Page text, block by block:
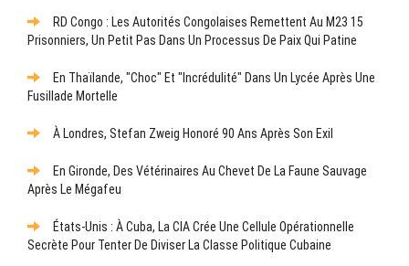
RD Congo : Les Autorités Congolaises Remettent Au M23 15
Prisonniers, Un Petit Pas Dans Un Processus De Paix Qui Patine
En Thaïlande, "choc" Et "incrédulité" Dans Un Lycée Après Une
Fusillade Mortelle
À Londres, Stefan Zweig Honoré 90 Ans Après Son Exil
En Gironde, Des Vétérinaires Au Chevet De La Faune Sauvage
Après Le Mégafeu
États-Unis : À Cuba, La CIA Crée Une Cellule Opérationnelle
Secrète Pour Tenter De Diviser La Classe Politique Cubaine